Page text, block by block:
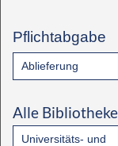
Pflichtabgabe
Ablieferung
Alle
Universitäts- und